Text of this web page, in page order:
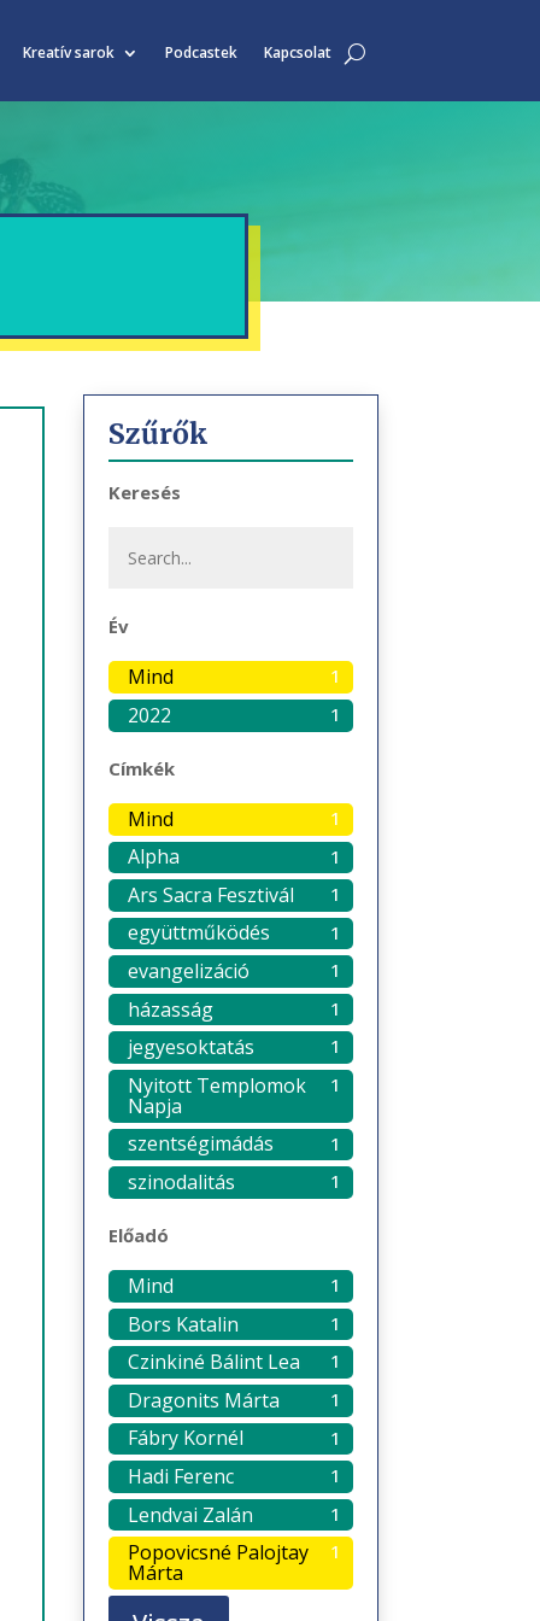
Kreatív sarok Podcastek Kapcsolat
Szűrők
Keresés
Év
Mind 1
2022 1
Címkék
Mind 1
Alpha 1
Ars Sacra Fesztivál 1
együttműködés 1
evangelizáció 1
házasság 1
jegyesoktatás 1
Nyitott Templomok
Napja
1
szentségimádás 1
szinodalitás 1
Előadó
Mind 1
Bors Katalin 1
Czinkiné Bálint Lea 1
Dragonits Márta 1
Fábry Kornél 1
Hadi Ferenc 1
Lendvai Zalán 1
Popovicsné Palojtay
Márta
1